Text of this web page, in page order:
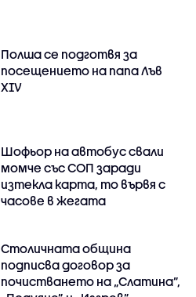
Полша се подготвя за
посещението на папа Лъв
XIV
Шофьор на автобус свали
момче със СОП заради
изтекла карта, то вървя с
часове в жегата
Столичната община
подписва договор за
почистването на „Слатина”,